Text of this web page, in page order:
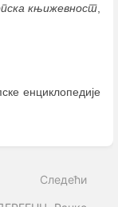
књижевност
енциклопедије
Следећи